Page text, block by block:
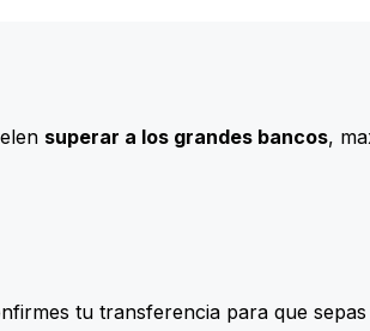
superar a los grandes bancos,
tu transferencia para que